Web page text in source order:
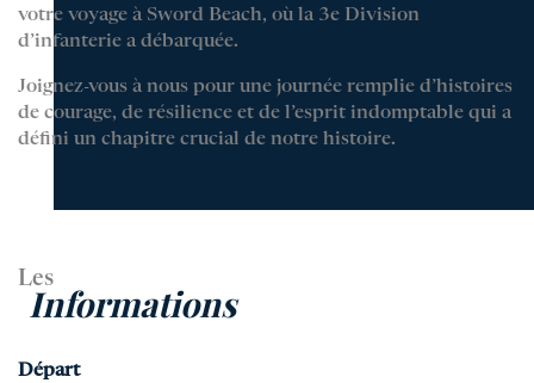
votre voyage à Sword Beach, où la 3e Division
d’infanterie a débarquée.
Joignez-vous à nous pour une journée remplie d’histoires
de courage, de résilience et de l’esprit indomptable qui a
défini un chapitre crucial de notre histoire.
Les
Informations
Départ